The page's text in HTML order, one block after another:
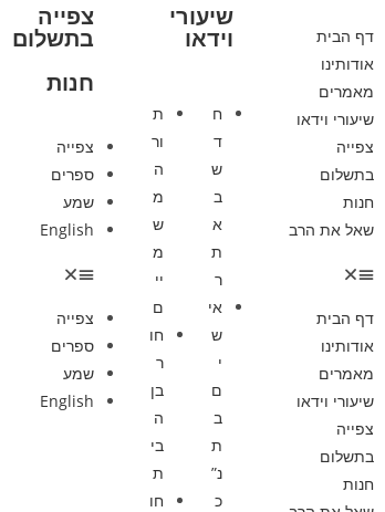
דף הבית
אודותינו
מאמרים
שיעורי וידאו
צפייה
בתשלום
חנות
שאל את הרב
דף הבית
אודותינו
מאמרים
שיעורי וידאו
צפייה
בתשלום
חנות
שיעורי
וידאו
ח
ד
ש
ב
א
ת
ר
אי
ש
י
ם
ב
ת
נ”
כ
ת
ור
ה
מ
ש
מ
יי
ם
חו
ר
בן
ה
בי
ת
חו
צפייה
בתשלום
חנות
צפייה
ספרים
שמע
English
צפייה
ספרים
שמע
English